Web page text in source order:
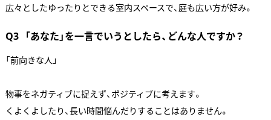
広々としたゆったりとできる室内スペースで、庭も広い方が好み。
Q3 「あなた」を一言でいうとしたら、どんな人ですか？
「前向きな人」
物事をネガティブに捉えず、ポジティブに考えます。
くよくよしたり、長い時間悩んだりすることはありません。